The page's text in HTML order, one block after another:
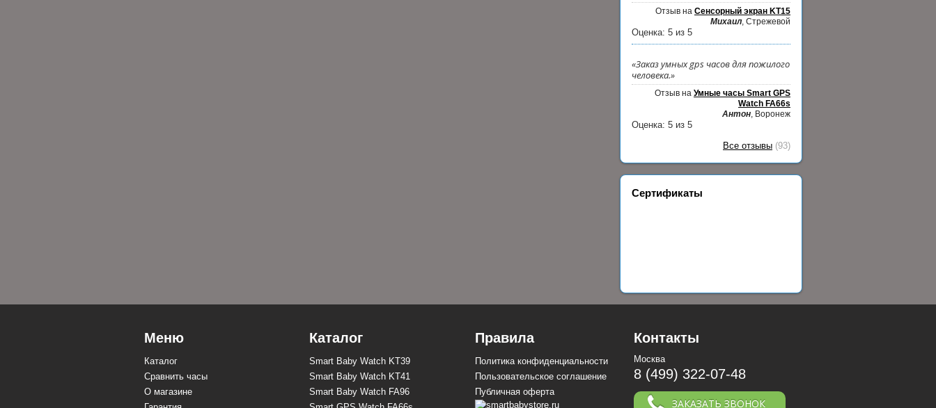
Отзыв на Сенсорный экран KT15
Михаил, Стрежевой
Оценка: 5 из 5
«Заказ умных gps часов для пожилого
человека.»
Отзыв на Умные часы Smart GPS
Watch FA66s
Антон, Воронеж
Оценка: 5 из 5
Все отзывы (93)
Сертификаты
Меню
Каталог
Сравнить часы
О магазине
Каталог
Smart Baby Watch KT39
Smart Baby Watch KT41
Smart Baby Watch FA96
Правила
Политика конфиденциальности
Пользовательское соглашение
Публичная оферта
Контакты
Москва
8 (499) 322-07-48
ЗАКАЗАТЬ ЗВОНОК